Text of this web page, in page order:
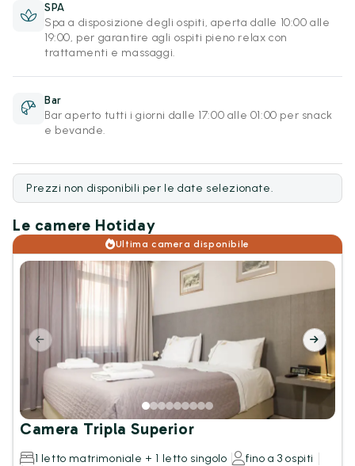
SPA
Spa a disposizione degli ospiti, aperta dalle 10:00 alle
19:00, per garantire agli ospiti pieno relax con
trattamenti e massaggi.
Bar
Bar aperto tutti i giorni dalle 17:00 alle 01:00 per snack
e bevande.
Prezzi non disponibili per le date selezionate.
Le camere Hotiday
Ultima camera disponibile
Camera Tripla Superior
1 letto matrimoniale + 1 letto singolo
fino a 3 ospiti